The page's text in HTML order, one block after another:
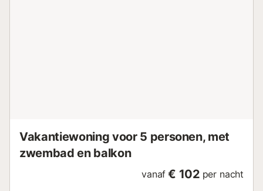
Vakantiewoning voor 5 personen, met
zwembad en balkon
vanaf € 102 per nacht